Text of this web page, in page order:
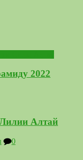
2022
Алтай
0